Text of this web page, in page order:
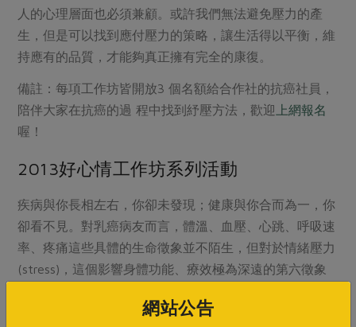
人的心理層面也必須兼顧。或許我們無法避免壓力的產
生，但是可以找到應付壓力的策略，讓生活得以平衡，維
持應有的品質，才能夠真正擁有完全的康復。
備註：每項工作坊皆開放3 個名額給合作社的抗癌社員，
陪伴大家在抗癌的過 程中找到紓壓方法，歡迎 上網報名
喔！
2013好心情工作坊系列活動
疾病與你長相左右，你卻未發現；健康與你合而為一，你
卻看不見。對乳癌病友而言，體溫、血壓、心跳、呼吸速
率、疼痛這些具體的生命徵象並不陌生，但對於情緒壓力
(stress)，這個影響身體功能、療效極為深遠的第六徵象
嶺，陸續規劃了一系列《好心情工作坊》，陪您一起疼惜
網站公告